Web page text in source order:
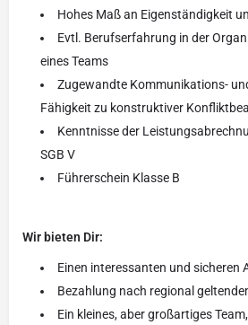
Hohes Maß an Eigenständigkeit
Evtl. Berufserfahrung in der
eines Teams
Zugewandte Kommunikations-
Fähigkeit zu konstruktiver
Kenntnisse der
SGB V
Führerschein Klasse B
Wir bieten Dir:
Einen interessanten und sicheren
Bezahlung nach regional
Ein kleines, aber großartiges